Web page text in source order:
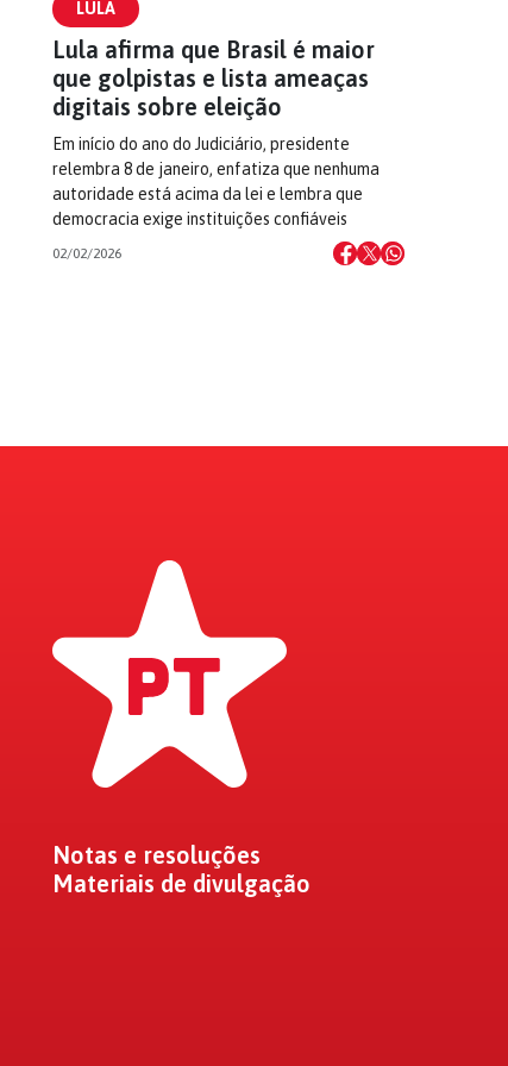
LULA
Lula afirma que Brasil é maior
que golpistas e lista ameaças
digitais sobre eleição
Em início do ano do Judiciário, presidente
relembra 8 de janeiro, enfatiza que nenhuma
autoridade está acima da lei e lembra que
democracia exige instituições confiáveis
02/02/2026
Notas e resoluções
Materiais de divulgação